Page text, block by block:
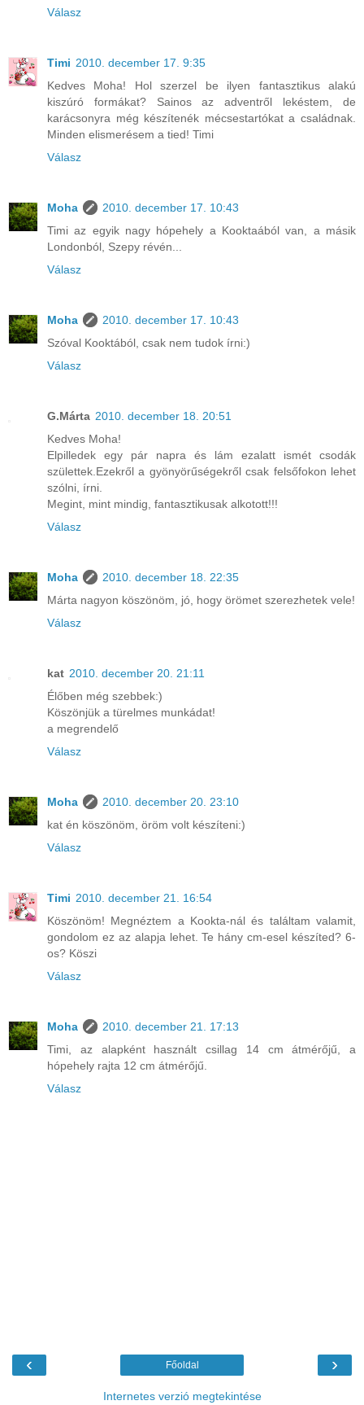
Válasz
Timi 2010. december 17. 9:35
Kedves Moha! Hol szerzel be ilyen fantasztikus alakú
kiszúró formákat? Sainos az adventről lekéstem, de
karácsonyra még készítenék mécsestartókat a családnak.
Minden elismerésem a tied! Timi
Válasz
Moha
2010. december 17. 10:43
Timi az egyik nagy hópehely a Kooktaából van, a másik
Londonból, Szepy révén...
Válasz
Moha
2010. december 17. 10:43
Szóval Kooktából, csak nem tudok írni:)
Válasz
G.Márta 2010. december 18. 20:51
Kedves Moha!
Elpilledek egy pár napra és lám ezalatt ismét csodák
születtek.Ezekről a gyönyörűségekről csak felsőfokon lehet
szólni, írni.
Megint, mint mindig, fantasztikusak alkotott!!!
Válasz
Moha
2010. december 18. 22:35
Márta nagyon köszönöm, jó, hogy örömet szerezhetek vele!
Válasz
kat 2010. december 20. 21:11
Élőben még szebbek:)
Köszönjük a türelmes munkádat!
a megrendelő
Válasz
Moha
2010. december 20. 23:10
kat én köszönöm, öröm volt készíteni:)
Válasz
Timi 2010. december 21. 16:54
Köszönöm! Megnéztem a Kookta-nál és találtam valamit,
gondolom ez az alapja lehet. Te hány cm-esel készíted? 6-
os? Köszi
Válasz
Moha
2010. december 21. 17:13
Timi, az alapként használt csillag 14 cm átmérőjű, a
hópehely rajta 12 cm átmérőjű.
Válasz
‹ ›
Főoldal
Internetes verzió megtekintése